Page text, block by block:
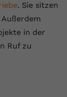
. Sie sitzen
in der
Ruf zu